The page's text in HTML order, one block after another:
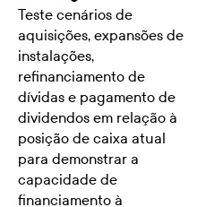
Teste cenários de
aquisições, expansões de
instalações,
refinanciamento de
dívidas e pagamento de
dividendos em relação à
posição de caixa atual
para demonstrar a
capacidade de
financiamento à